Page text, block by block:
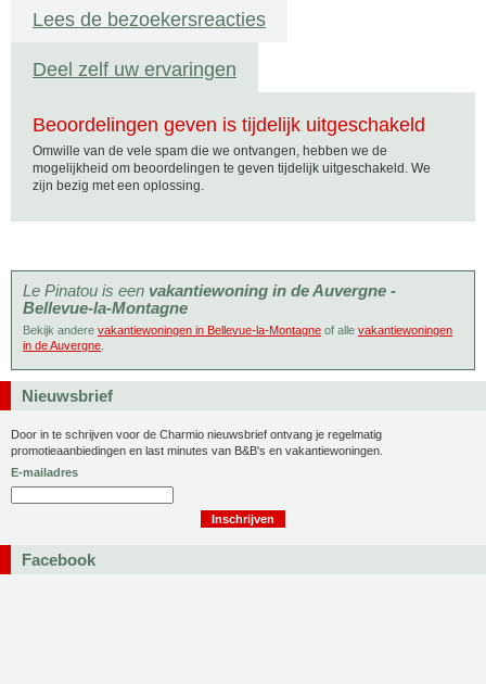
Lees de bezoekersreacties
Deel zelf uw ervaringen
Beoordelingen geven is tijdelijk uitgeschakeld
Omwille van de vele spam die we ontvangen, hebben we de
mogelijkheid om beoordelingen te geven tijdelijk uitgeschakeld. We
zijn bezig met een oplossing.
Le Pinatou is een vakantiewoning in de Auvergne -
Bellevue-la-Montagne
Bekijk andere vakantiewoningen in Bellevue-la-Montagne of alle vakantiewoningen
in de Auvergne
Nieuwsbrief
Door in te schrijven voor de Charmio nieuwsbrief ontvang je regelmatig
promotieaanbiedingen en last minutes van B&B's en vakantiewoningen.
E-mailadres
Facebook